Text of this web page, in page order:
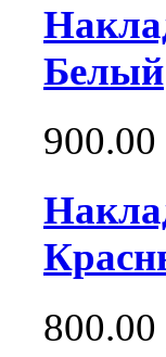
Белый
900.00
800.00